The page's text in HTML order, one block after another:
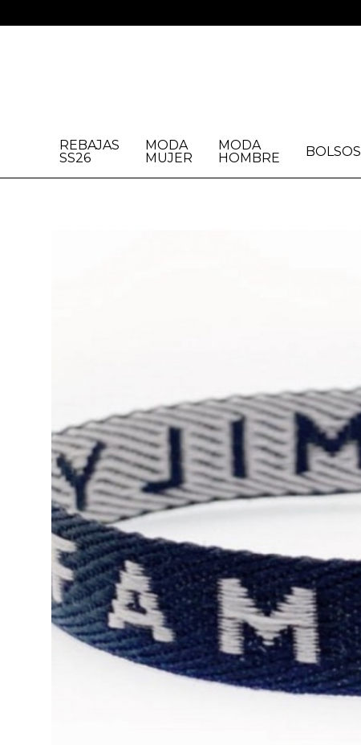
REBAJAS
SS26
MODA
MUJER
MODA
HOMBRE
BOLSOS